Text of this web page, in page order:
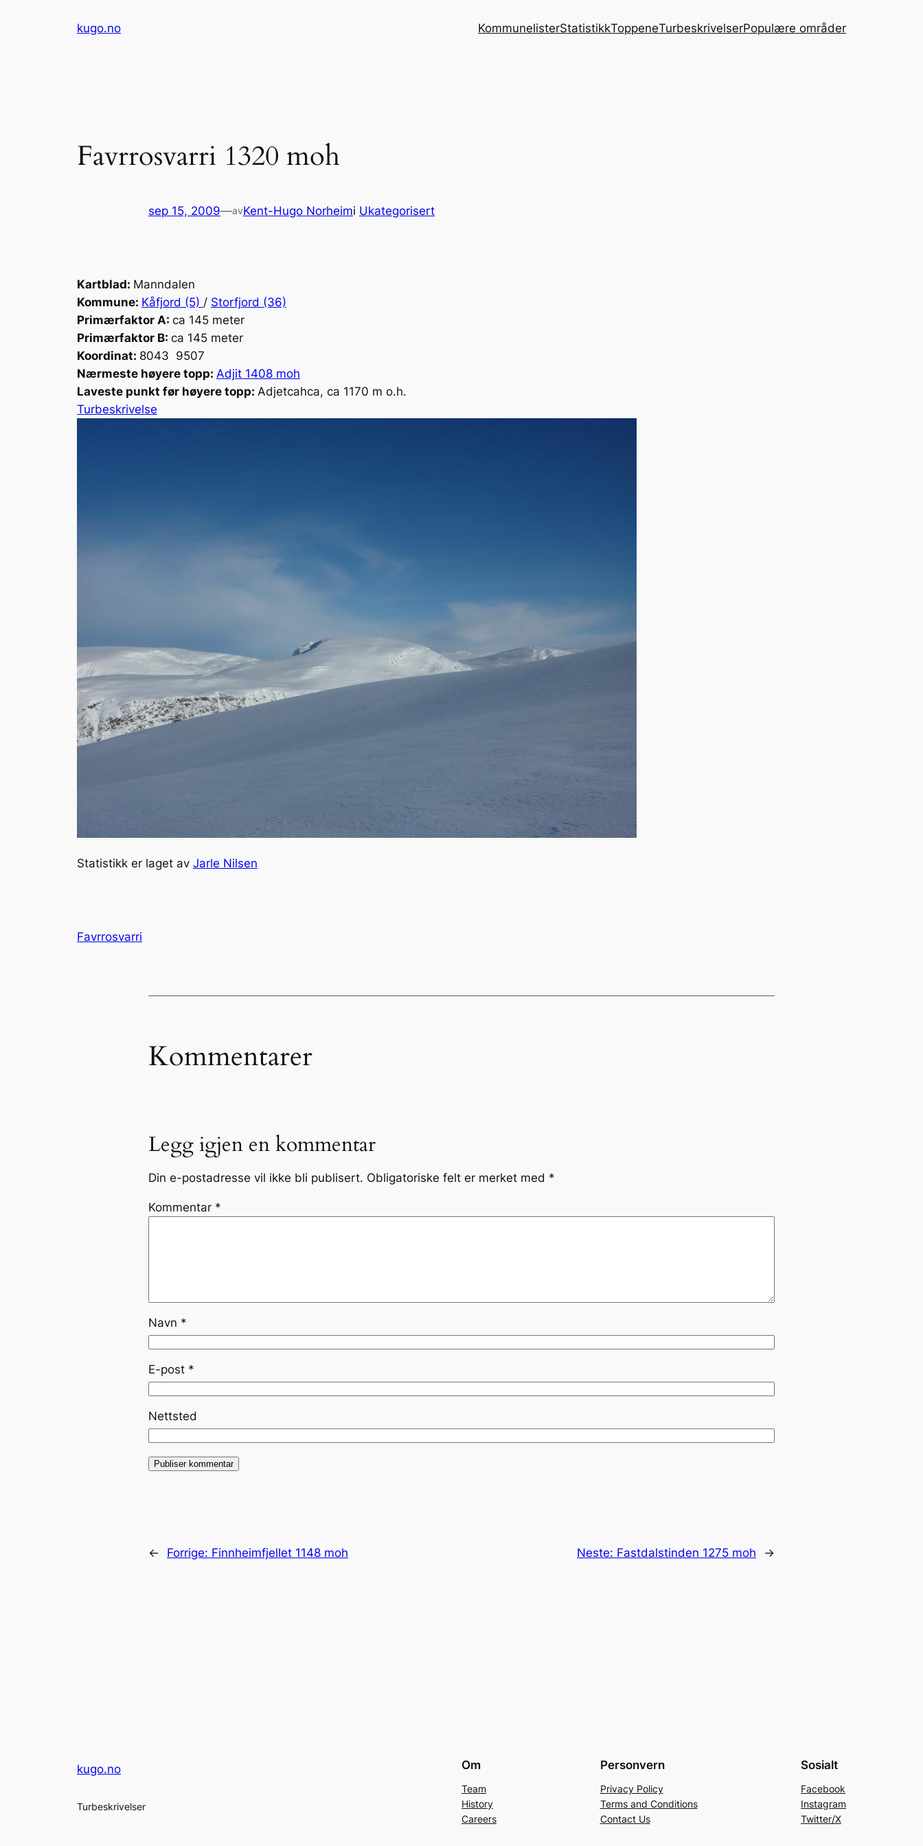
kugo.no KommunelisterStatistikkToppeneTurbeskrivelserPopulære områder
Favrrosvarri 1320 moh
sep 15, 2009—avKent-Hugo Norheimi Ukategorisert
Kartblad: Manndalen
Kommune: Kåfjord (5) / Storfjord (36)
Primærfaktor A: ca 145 meter
Primærfaktor B: ca 145 meter
Koordinat: 8043 9507
Nærmeste høyere topp: Adjit 1408 moh
Laveste punkt før høyere topp: Adjetcahca, ca 1170 m o.h.
Turbeskrivelse
Statistikk er laget av Jarle Nilsen
Favrrosvarri
Kommentarer
Legg igjen en kommentar
Din e-postadresse vil ikke bli publisert. Obligatoriske felt er merket med *
Kommentar *
Navn *
E-post *
Nettsted
← Forrige: Finnheimfjellet 1148 moh Neste: Fastdalstinden 1275 moh →
kugo.no
Turbeskrivelser
Om
Team
History
Careers
Personvern
Privacy Policy
Terms and Conditions
Contact Us
Sosialt
Facebook
Instagram
Twitter/X